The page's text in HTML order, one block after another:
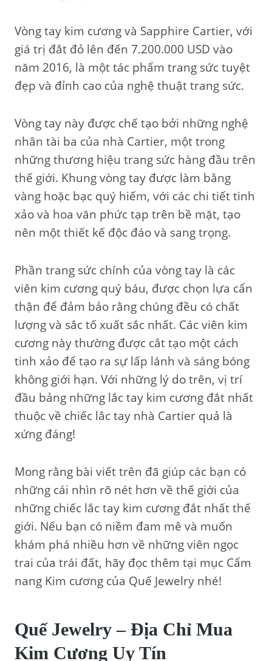
Vòng tay kim cương và Sapphire Cartier, với
giá trị đắt đỏ lên đến 7.200.000 USD vào
năm 2016, là một tác phẩm trang sức tuyệt
đẹp và đỉnh cao của nghệ thuật trang sức.
Vòng tay này được chế tạo bởi những nghệ
nhân tài ba của nhà Cartier, một trong
những thương hiệu trang sức hàng đầu trên
thế giới. Khung vòng tay được làm bằng
vàng hoặc bạc quý hiếm, với các chi tiết tinh
xảo và hoa văn phức tạp trên bề mặt, tạo
nên một thiết kế độc đáo và sang trọng.
Phần trang sức chính của vòng tay là các
viên kim cương quý báu, được chọn lựa cẩn
thận để đảm bảo rằng chúng đều có chất
lượng và sắc tố xuất sắc nhất. Các viên kim
cương này thường được cắt tạo một cách
tinh xảo để tạo ra sự lấp lánh và sáng bóng
không giới hạn. Với những lý do trên, vị trí
đầu bảng những lắc tay kim cương đắt nhất
thuộc về chiếc lắc tay nhà Cartier quả là
xứng đáng!
Mong rằng bài viết trên đã giúp các bạn có
những cái nhìn rõ nét hơn về thế giới của
những chiếc lắc tay kim cương đắt nhất thế
giới. Nếu bạn có niềm đam mê và muốn
khám phá nhiều hơn về những viên ngọc
trai của trái đất, hãy đọc thêm tại mục Cẩm
nang Kim cương của Quế Jewelry nhé!
Quế Jewelry – Địa Chỉ Mua
Kim Cương Uy Tín